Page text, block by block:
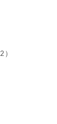
）